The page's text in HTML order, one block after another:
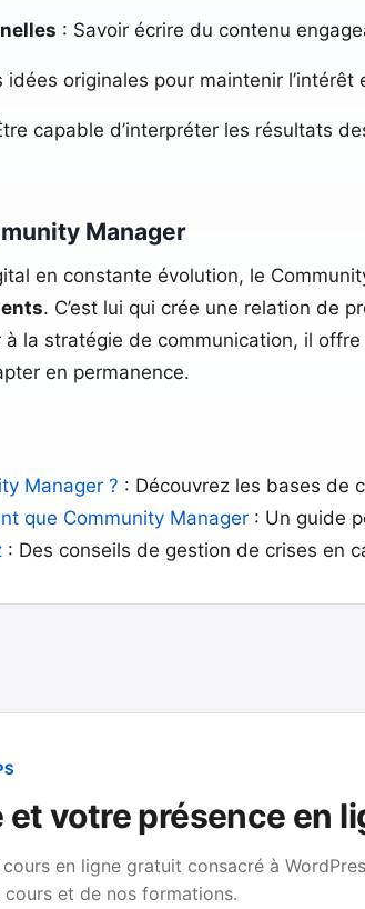
: Savoir écrire du contenu
originales pour maintenir l’intérêt
capable d’interpréter les résultats
Manager
en constante évolution, le
. C’est lui qui crée une relation de
à la stratégie de communication, il
en permanence.
Manager ? : Découvrez les bases de
que Community Manager: Un guide
: Des conseils de gestion de crises en
votre présence en
en ligne gratuit consacré à
cours et de nos formations.